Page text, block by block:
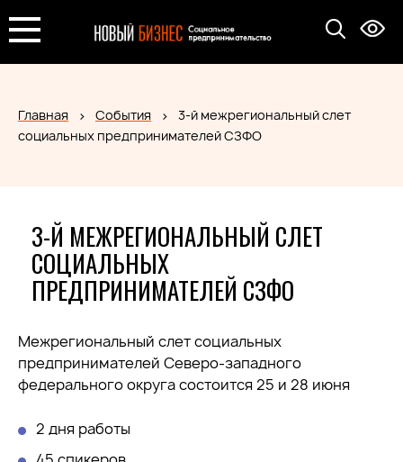
Главная События
3-й межрегиональный слет
социальных предпринимателей СЗФО
3-Й МЕЖРЕГИОНАЛЬНЫЙ СЛЕТ
СОЦИАЛЬНЫХ
ПРЕДПРИНИМАТЕЛЕЙ СЗФО
Межрегиональный слет социальных
предпринимателей Северо-западного
федерального округа состоится 25 и 28 июня
2 дня работы